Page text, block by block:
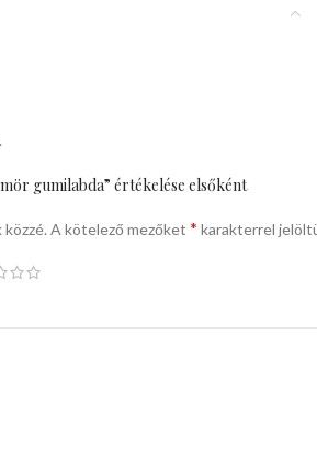
gumilabda” értékelése elsőként
A kötelező mezőket * karakterrel